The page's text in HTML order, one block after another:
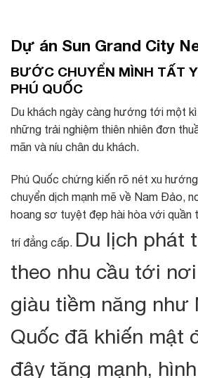
Dự án Sun Grand City
BƯỚC CHUYỂN MÌNH TẤT
PHÚ QUỐC
Du khách ngày càng hướng tới một
những trải nghiệm thiên nhiên đơn
mãn và níu chân du khách.
Phú Quốc chứng kiến rõ nét xu
chuyển dịch mạnh mẽ về Nam Đảo,
hoang sơ tuyệt đẹp hài hòa với quần
trí đẳng cấp. Du lịch phát
theo nhu cầu tới
giàu tiềm năng như
Quốc đã khiến mật
đây tăng mạnh,